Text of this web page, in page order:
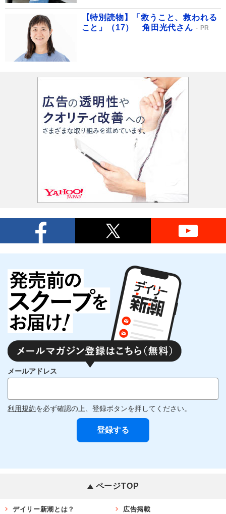
【特別読物】「救うこと、救われる
こと」（17） 角田光代さん
PR
メールアドレス
利用規約を必ず確認の上、登録ボタンを押してください。
ページTOP
デイリー新潮とは？ 広告掲載